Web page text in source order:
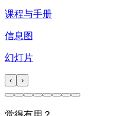
课程与手册
信息图
幻灯片
‹ ›